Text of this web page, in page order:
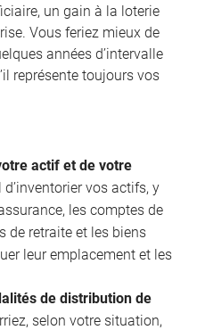
un gain à la loterie
Vous feriez mieux de
années d’intervalle
représente toujours vos
actif et de votre
d’inventorier vos actifs, y
les comptes de
de retraite et les biens
leur emplacement et les
de distribution de
selon votre situation,